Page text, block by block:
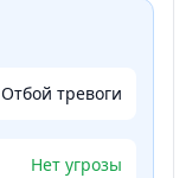
Отбой тревоги
Нет угрозы